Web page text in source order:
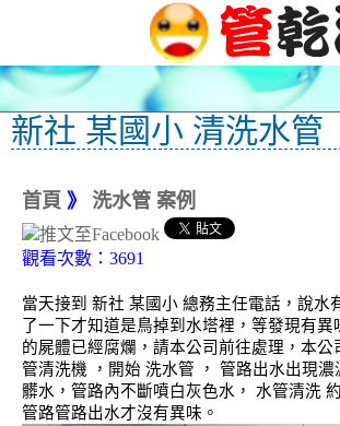
新社 某國小 清洗水管
首頁 》 洗水管 案例
觀看次數：3691
當天接到 新社 某國小 總務主任電話，說水
了一下才知道是鳥掉到水塔裡，等發現有
的屍體已經腐爛，請本公司前往處理，本公
管清洗機 ，開始 洗水管 ， 管路出水出現濃
髒水，管路內不斷噴白灰色水， 水管清洗
管路管路出水才沒有異味。